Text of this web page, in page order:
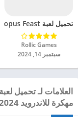
تحميل لعبة Octopus Feast مهكرة للاندرويد 2024
Rollic Games‏
سبتمبر 14, 2024
مهكرة للاندرويد 2024